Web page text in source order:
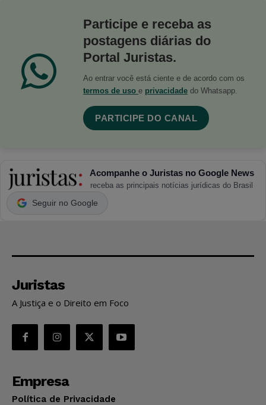
Participe e receba as
postagens diárias do
Portal Juristas.
Ao entrar você está ciente e de acordo com os
termos de uso e privacidade do Whatsapp.
PARTICIPE DO CANAL
Acompanhe o Juristas no Google News
receba as principais notícias jurídicas do Brasil
Seguir no Google
Juristas
A Justiça e o Direito em Foco
Empresa
Política de Privacidade